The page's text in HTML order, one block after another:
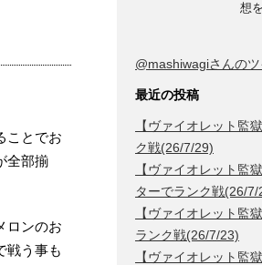
ことでお
全部揃
ロンのお
戦う事も
想
@mashiwagiさんのツ
最近の投稿
【ヴァイオレット監
ク戦(26/7/29)
【ヴァイオレット監
ターでランク戦(26/7/
【ヴァイオレット監
ランク戦(26/7/23)
【ヴァイオレット監